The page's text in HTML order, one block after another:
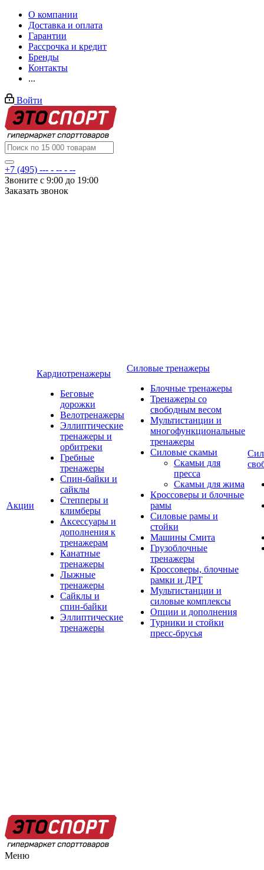
О компании
Доставка и оплата
Гарантии
Рассрочка и кредит
Бренды
Контакты
...
Войти
+7 (495) --- - -- - --
Звоните с 9:00 до 19:00
Заказать звонок
Акции
Кардиотренажеры
Беговые
дорожки
Велотренажеры
Эллиптические
тренажеры и
орбитреки
Гребные
тренажеры
Спин-байки и
сайклы
Степперы и
климберы
Аксессуары и
дополнения к
тренажерам
Канатные
тренажеры
Лыжные
тренажеры
Сайклы и
спин-байки
Эллиптические
тренажеры
Силовые тренажеры
Блочные тренажеры
Тренажеры со
свободным весом
Мультистанции и
многофункциональные
тренажеры
Силовые скамьи
Скамьи для
пресса
Скамьи для жима
Кроссоверы и блочные
рамы
Силовые рамы и
стойки
Машины Смита
Грузоблочные
тренажеры
Кроссоверы, блочные
рамки и ДРТ
Мультистанции и
силовые комплексы
Опции и дополнения
Турники и стойки
пресс-брусья
Меню